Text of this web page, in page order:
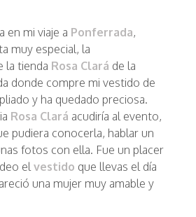
en mi viaje a Ponferrada,
muy especial, la
la tienda Rosa Clará de la
donde compre mi vestido de
y ha quedado preciosa.
Rosa Clará acudiría al evento,
pudiera conocerla, hablar un
fotos con ella. Fue un placer
elvestido que llevas el día
una mujer muy amable y